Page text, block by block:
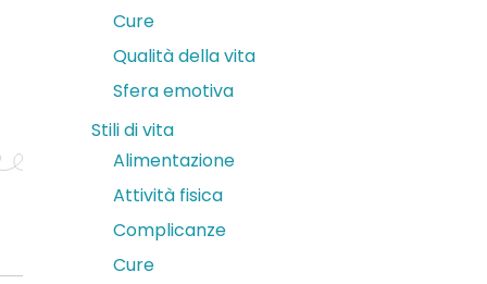
Cure
Qualità della vita
Sfera emotiva
Stili di vita
Alimentazione
Attività fisica
Complicanze
Cure